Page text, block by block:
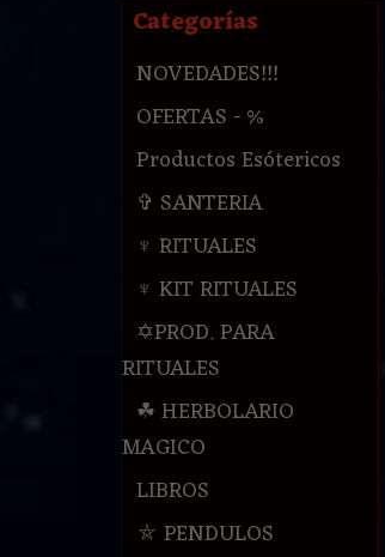
Categorías
NOVEDADES!!!
OFERTAS - %
Productos Esótericos
✞ SANTERIA
♆ RITUALES
♆ KIT RITUALES
✡PROD. PARA
RITUALES
☘ HERBOLARIO
MAGICO
LIBROS
⛤ PENDULOS